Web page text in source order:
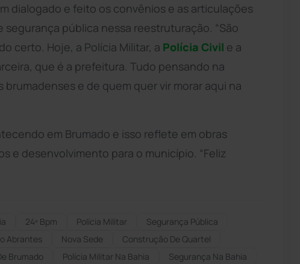
dialogado e feito os convênios e as articulações
segurança pública nessa reestruturação. “São
certo. Hoje, a Polícia Militar, a Polícia Civil e a
que é a prefeitura. Tudo pensando na
e de quem quer vir morar aqui na
em Brumado e isso reflete em obras
e desenvolvimento para o município. “Feliz
24º Bpm Polícia Militar
Segurança Pública
Abrantes Nova Sede
Construção De Quartel
Brumado Polícia Militar Na Bahia Segurança Na Bahia